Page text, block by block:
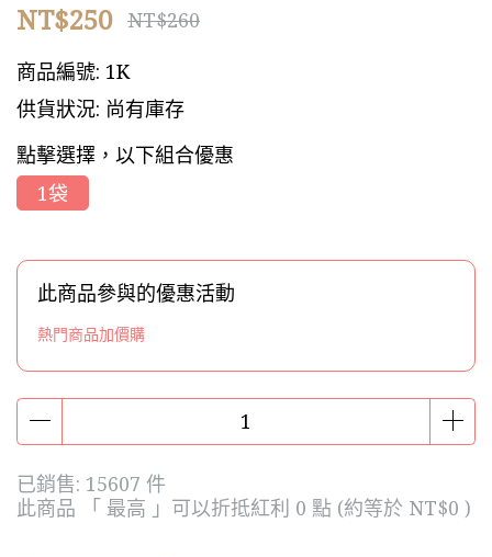
NT$250 NT$260
商品編號: 1K
供貨狀況: 尚有庫存
點擊選擇，以下組合優惠
1袋
此商品參與的優惠活動
熱門商品加價購
已銷售: 15607 件
此商品 「 最高 」可以折抵紅利 0 點 (約等於 NT$0 )